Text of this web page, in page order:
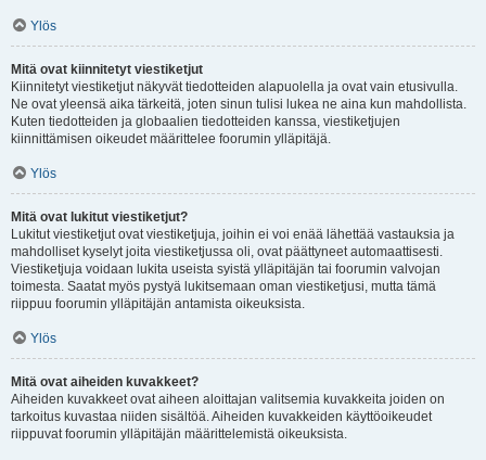
Ylös
Mitä ovat kiinnitetyt viestiketjut
Kiinnitetyt viestiketjut näkyvät tiedotteiden alapuolella ja ovat vain etusivulla.
Ne ovat yleensä aika tärkeitä, joten sinun tulisi lukea ne aina kun mahdollista.
Kuten tiedotteiden ja globaalien tiedotteiden kanssa, viestiketjujen
kiinnittämisen oikeudet määrittelee foorumin ylläpitäjä.
Ylös
Mitä ovat lukitut viestiketjut?
Lukitut viestiketjut ovat viestiketjuja, joihin ei voi enää lähettää vastauksia ja
mahdolliset kyselyt joita viestiketjussa oli, ovat päättyneet automaattisesti.
Viestiketjuja voidaan lukita useista syistä ylläpitäjän tai foorumin valvojan
toimesta. Saatat myös pystyä lukitsemaan oman viestiketjusi, mutta tämä
riippuu foorumin ylläpitäjän antamista oikeuksista.
Ylös
Mitä ovat aiheiden kuvakkeet?
Aiheiden kuvakkeet ovat aiheen aloittajan valitsemia kuvakkeita joiden on
tarkoitus kuvastaa niiden sisältöä. Aiheiden kuvakkeiden käyttöoikeudet
riippuvat foorumin ylläpitäjän määrittelemistä oikeuksista.